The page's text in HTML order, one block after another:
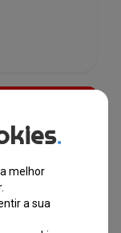
.
melhor
a sua